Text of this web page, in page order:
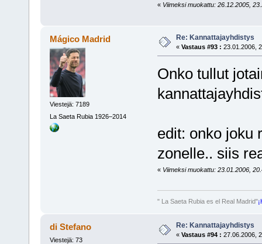
« Viimeksi muokattu: 26.12.2005,
Mágico Madrid
Viestejä: 7189
La Saeta Rubia 1926–2014
Re: Kannattajayhdistys
« Vastaus #93 : 23.01.2006,
Onko tullut
edit: onko joku
zonelle.. siis
« Viimeksi muokattu: 23.01.2006,
" La Saeta Rubia es el Real Madrid"
di Stefano
Viestejä: 73
Re: Kannattajayhdistys
« Vastaus #94 : 27.06.2006,